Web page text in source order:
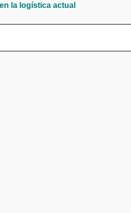
la logística actual